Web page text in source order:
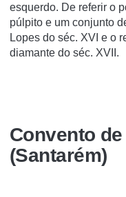
esquerdo. De referir o
púlpito e um conjunto
Lopes do séc. XVI e o
diamante do séc. XVII.
Convento
(Santarém)